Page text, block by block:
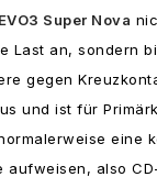
EVO3 Super Nova
Last an, sondern
gegen
und ist für
eine
aufweisen, also